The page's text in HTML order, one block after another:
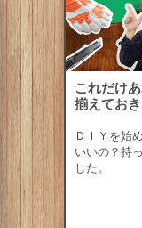
これだけ
揃えてお
ＤＩＹを始
いいの？持
した。